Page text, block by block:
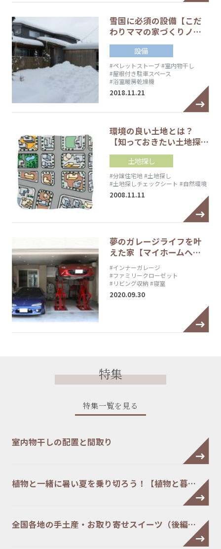
雪国に必須の設備【こだ
わりママの家づくりノ…
設備
#ペレットストーブ#室内物干し
#屋根付き駐車スペース
#浴室暖房乾燥機
2018.11.21
環境の良い土地とは？
【知っておきたい土地探…
土地探し
#分譲住宅地#土地探し
#土地探しチェックシート #自然環境
2008.11.11
夢のガレージライフを叶
えた家【マイホームへ…
#インナーガレージ
#ファミリークローゼット
#リビング収納 #寝室
2020.09.30
特集
特集一覧を見る
室内物干しの配置と間取り
植物と一緒に暑い夏を乗り切ろう！【植物と暮…
全国各地の手土産・お取り寄せスイーツ（後編…